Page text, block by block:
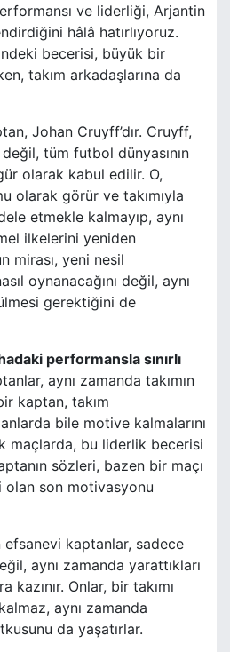
ve liderliği, Arjantin
hâlâ hatırlıyoruz.
becerisi, büyük bir
takım arkadaşlarına da
Johan Cruyff’dır. Cruyff,
tüm futbol dünyasının
olarak kabul edilir. O,
olarak görür ve takımıyla
etmekle kalmayıp, aynı
ilkelerini yeniden
mirası, yeni nesil
oynanacağını değil, aynı
gerektiğini de
performansla sınırlı
aynı zamanda takımın
kaptan, takım
bile motive kalmalarını
maçlarda, bu liderlik becerisi
sözleri, bazen bir maçı
son motivasyonu
kaptanlar, sadece
aynı zamanda yarattıkları
kazınır. Onlar, bir takımı
aynı zamanda
da yaşatırlar.